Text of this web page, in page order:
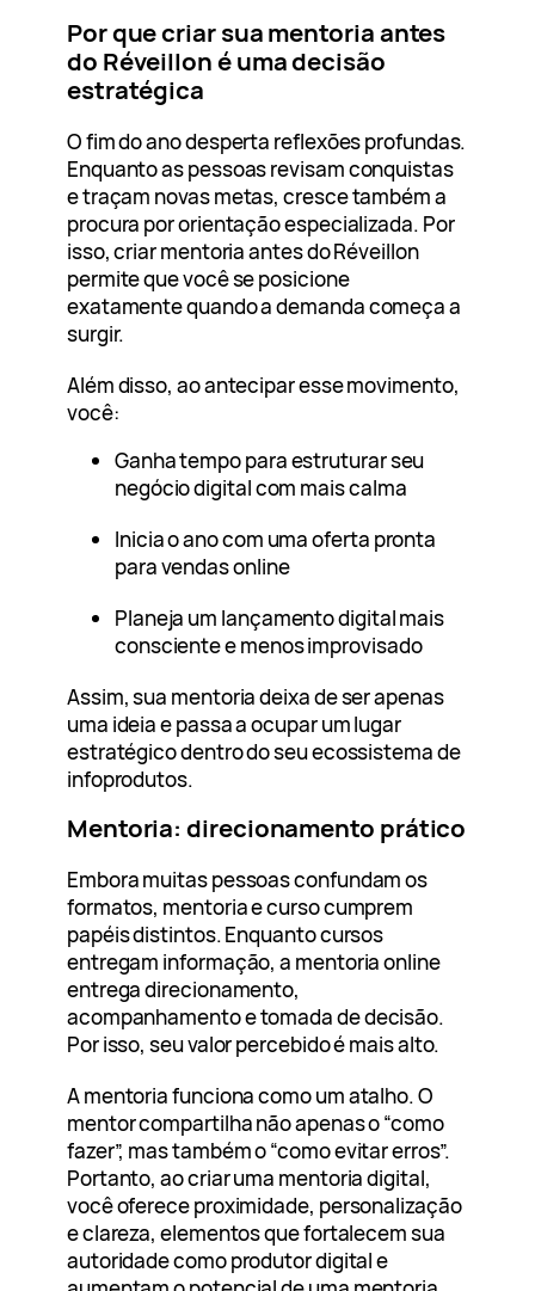
Por que criar sua mentoria antes
do Réveillon é uma decisão
estratégica
O fim do ano desperta reflexões profundas.
Enquanto as pessoas revisam conquistas
e traçam novas metas, cresce também a
procura por orientação especializada. Por
isso, criar mentoria antes do Réveillon
permite que você se posicione
exatamente quando a demanda começa a
surgir.
Além disso, ao antecipar esse movimento,
você:
Ganha tempo para estruturar seu
negócio digital com mais calma
Inicia o ano com uma oferta pronta
para vendas online
Planeja um lançamento digital mais
consciente e menos improvisado
Assim, sua mentoria deixa de ser apenas
uma ideia e passa a ocupar um lugar
estratégico dentro do seu ecossistema de
infoprodutos.
Mentoria: direcionamento prático
Embora muitas pessoas confundam os
formatos, mentoria e curso cumprem
papéis distintos. Enquanto cursos
entregam informação, a mentoria online
entrega direcionamento,
acompanhamento e tomada de decisão.
Por isso, seu valor percebido é mais alto.
A mentoria funciona como um atalho. O
mentor compartilha não apenas o “como
fazer”, mas também o “como evitar erros”.
Portanto, ao criar uma mentoria digital,
você oferece proximidade, personalização
e clareza, elementos que fortalecem sua
autoridade como produtor digital e